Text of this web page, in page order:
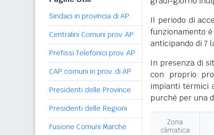
Sindaci in provincia di AP
Centralini Comuni prov. AP
Prefissi Telefonici prov. AP
CAP comuni in prov. di AP
Presidenti delle Province
Presidenti delle Regioni
Fusione Comuni Marche
Il periodo di
funzionamento
anticipando di 7
In presenza di
con proprio
impianti termici
purché per una
Zona
climatica